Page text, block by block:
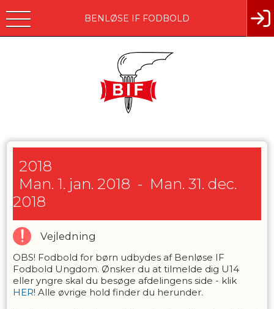
BENLØSE IF FODBOLD
2018
Man. 1. jan. 2018 - Man. 31. dec.
2018
Vejledning
OBS! Fodbold for børn udbydes af Benløse IF
Fodbold Ungdom. Ønsker du at tilmelde dig U14
eller yngre skal du besøge afdelingens side - klik
HER! Alle øvrige hold finder du herunder.